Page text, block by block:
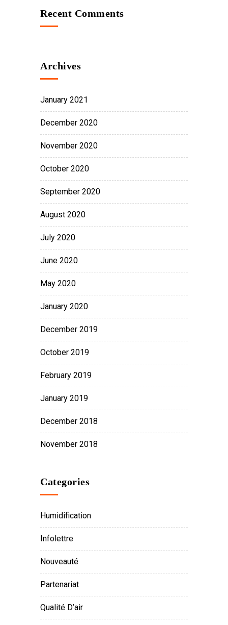
Recent Comments
Archives
January 2021
December 2020
November 2020
October 2020
September 2020
August 2020
July 2020
June 2020
May 2020
January 2020
December 2019
October 2019
February 2019
January 2019
December 2018
November 2018
Categories
Humidification
Infolettre
Nouveauté
Partenariat
Qualité D’air